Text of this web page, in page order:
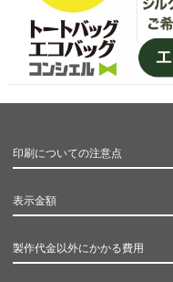
印刷についての注意点
表示金額
製作代金以外にかかる費用